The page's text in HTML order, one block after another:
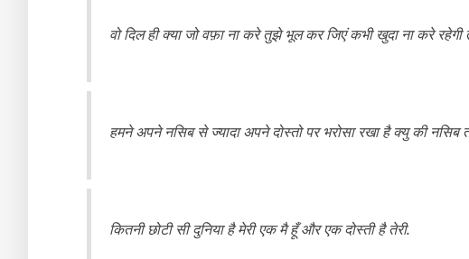
वो दिल ही क्या जो वफ़ा ना करे तुझे भूल कर जिएं कभी खुदा ना करे रहेगी
हमने अपने नसिब से ज्यादा अपने दोस्तो पर भरोसा रखा है क्यु की नसिब
कितनी छोटी सी दुनिया है मेरी एक मै हूँ और एक दोस्ती है तेरी.